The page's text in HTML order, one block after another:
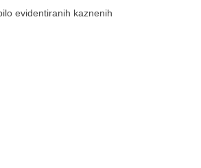
evidentiranih kaznenih